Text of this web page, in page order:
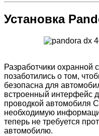
Установка
Разработчики охранной
позаботились о том,
безопасна для
встроенный интерфейс
проводкой автомобиля
необходимую
теперь не требуется
автомобилю.